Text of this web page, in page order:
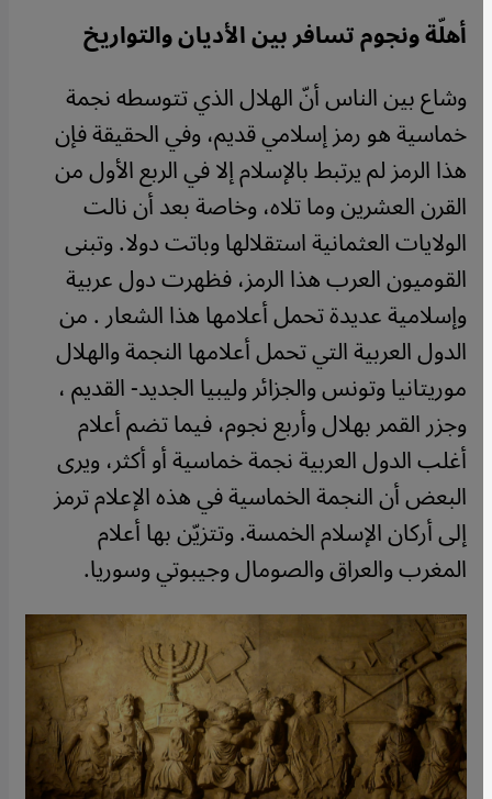
أهلّة ونجوم تسافر بين الأديان والتواريخ
وشاع بين الناس أنّ الهلال الذي تتوسطه نجمة
خماسية هو رمز إسلامي قديم، وفي الحقيقة فإن
هذا الرمز لم يرتبط بالإسلام إلا في الربع الأول من
القرن العشرين وما تلاه، وخاصة بعد أن نالت
الولايات العثمانية استقلالها وباتت دولا. وتبنى
القوميون العرب هذا الرمز، فظهرت دول عربية
وإسلامية عديدة تحمل أعلامها هذا الشعار . من
الدول العربية التي تحمل أعلامها النجمة والهلال
موريتانيا وتونس والجزائر وليبيا الجديد- القديم ،
وجزر القمر بهلال وأربع نجوم، فيما تضم أعلام
أغلب الدول العربية نجمة خماسية أو أكثر، ويرى
البعض أن النجمة الخماسية في هذه الإعلام ترمز
إلى أركان الإسلام الخمسة. وتتزيّن بها أعلام
المغرب والعراق والصومال وجيبوتي وسوريا.